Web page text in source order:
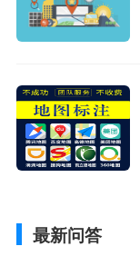
最新问答